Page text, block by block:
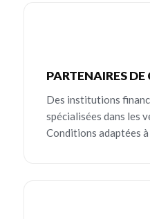
PARTENAIRES
Des institutions
spécialisées dans les
Conditions adaptées à